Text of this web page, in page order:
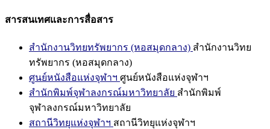
สารสนเทศและการสื่อสาร
สำนักงานวิทยทรัพยากร (หอสมุดกลาง) สำนักงานวิทย
ทรัพยากร (หอสมุดกลาง)
ศูนย์หนังสือแห่งจุฬาฯ ศูนย์หนังสือแห่งจุฬาฯ
สำนักพิมพ์จุฬาลงกรณ์มหาวิทยาลัย สำนักพิมพ์
จุฬาลงกรณ์มหาวิทยาลัย
สถานีวิทยุแห่งจุฬาฯ สถานีวิทยุแห่งจุฬาฯ